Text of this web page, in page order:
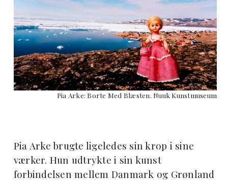
Pia Arke: Borte Med Blæsten. Nuuk Kunstmuseum
Pia Arke brugte ligeledes sin krop i sine
værker. Hun udtrykte i sin kunst
forbindelsen mellem Danmark og Grønland